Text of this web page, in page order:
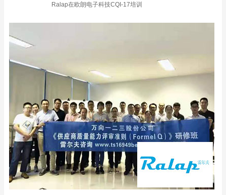
Ralap在欧朗电子科技CQI-17培训